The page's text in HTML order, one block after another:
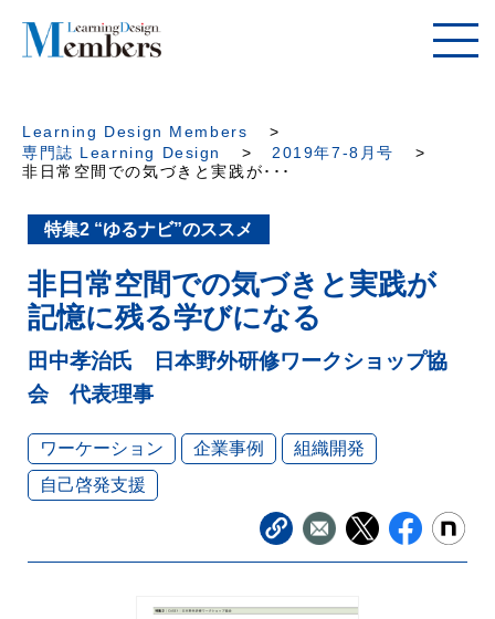
Learning Design Members
専門誌 Learning Design
2019年7-8月号
非日常空間での気づきと実践が･･･
特集2 “ゆるナビ”のススメ
非日常空間での気づきと実践が
記憶に残る学びになる
田中孝治氏 日本野外研修ワークショップ協
会 代表理事
ワーケーション 企業事例
組織開発
自己啓発支援